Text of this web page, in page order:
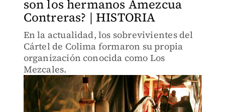
son los hermanos Amezcua
Contreras? | HISTORIA
En la actualidad, los sobrevivientes del
Cártel de Colima formaron su propia
organización conocida como Los
Mezcales.